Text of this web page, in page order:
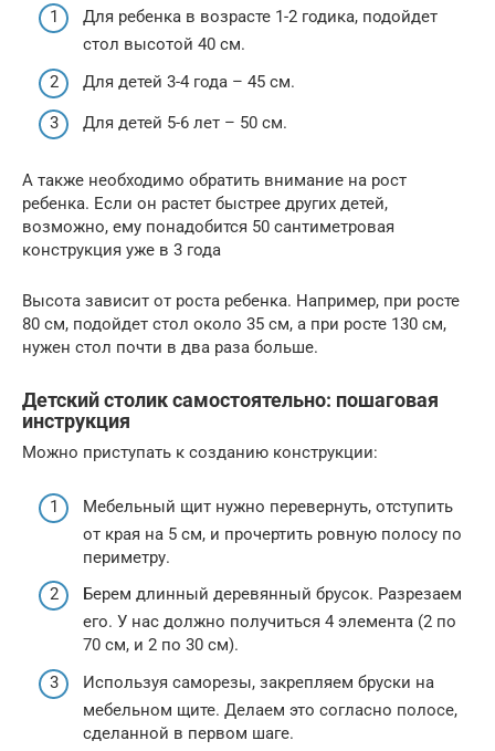
Для ребенка в возрасте 1-2 годика, подойдет
стол высотой 40 см.
Для детей 3-4 года – 45 см.
Для детей 5-6 лет – 50 см.
А также необходимо обратить внимание на рост
ребенка. Если он растет быстрее других детей,
возможно, ему понадобится 50 сантиметровая
конструкция уже в 3 года
Высота зависит от роста ребенка. Например, при росте
80 см, подойдет стол около 35 см, а при росте 130 см,
нужен стол почти в два раза больше.
Детский столик самостоятельно: пошаговая
инструкция
Можно приступать к созданию конструкции:
Мебельный щит нужно перевернуть, отступить
от края на 5 см, и прочертить ровную полосу по
периметру.
Берем длинный деревянный брусок. Разрезаем
его. У нас должно получиться 4 элемента (2 по
70 см, и 2 по 30 см).
Используя саморезы, закрепляем бруски на
мебельном щите. Делаем это согласно полосе,
сделанной в первом шаге.